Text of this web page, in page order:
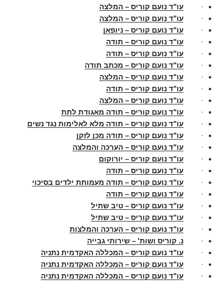
· עו"ד נועם קוריס – המלצה
· עו"ד נועם קוריס – המלצה
· עו"ד נועם קוריס – ניופאן
· עו"ד נועם קוריס – תודה
· עו"ד נועם קוריס – תודה
· עו"ד נועם קוריס – מכתב תודה
· עו"ד נועם קוריס – המלצה
· עו"ד נועם קוריס – תודה
· עו"ד נועם קוריס – המלצה
· עו"ד נועם קוריס – תודה מאגודת לתת
· עו"ד נועם קוריס – תודה מלא לאלימות נגד נשים
· עו"ד נועם קוריס – תודה מכן לזקן
· עו"ד נועם קוריס – הערכה והמלצה
· עו"ד נועם קוריס – יורוקום
· עו"ד נועם קוריס – תודה
· עו"ד נועם קוריס – תודה מעמותת ילדים בסיכוי
· עו"ד נועם קוריס – תודה
· עו"ד נועם קוריס – טיב שתיל
· עו"ד נועם קוריס – טיב שתיל
· עו"ד נועם קוריס – הערכה והמלצות
· נ. קוריס ושות' – שירותי גבייה
· עו"ד נועם קוריס – המכללה האקדמית נתניה
· עו"ד נועם קוריס – המכללה האקדמית נתניה
· עו"ד נועם קוריס – המכללה האקדמית נתניה